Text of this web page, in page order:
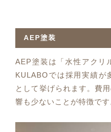
AEP塗装
AEP塗装は「水性アクリ
KULABOでは採用実績が
として挙げられます。費
響も少ないことが特徴です